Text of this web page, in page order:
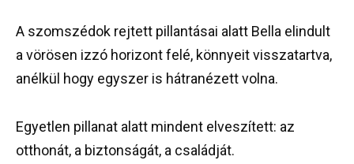
A szomszédok rejtett pillantásai alatt Bella elindult
a vörösen izzó horizont felé, könnyeit visszatartva,
anélkül hogy egyszer is hátranézett volna.
Egyetlen pillanat alatt mindent elveszített: az
otthonát, a biztonságát, a családját.